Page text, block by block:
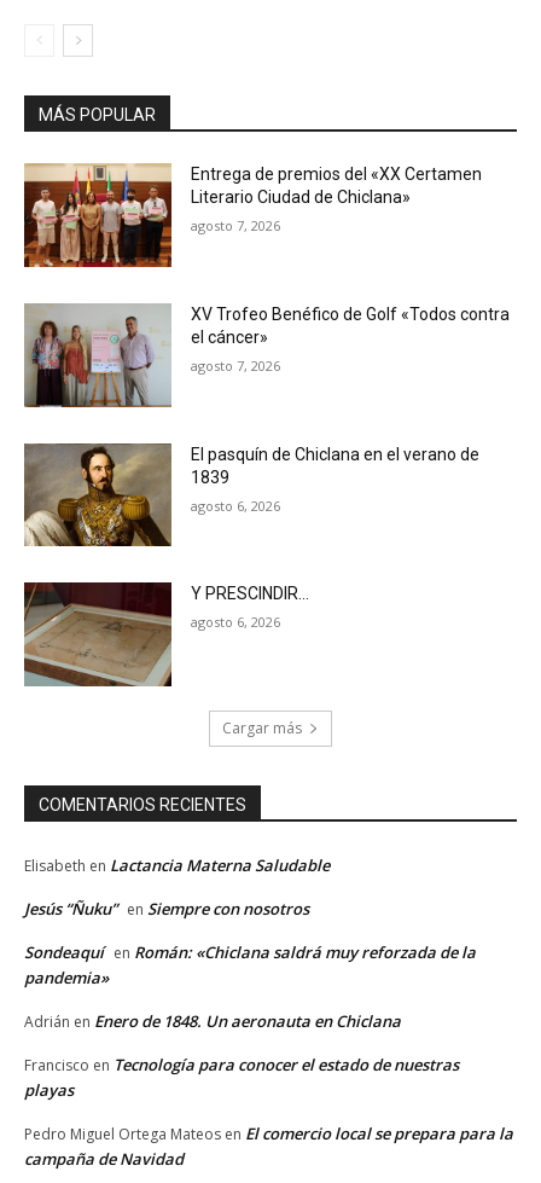
MÁS POPULAR
Entrega de premios del «XX Certamen
Literario Ciudad de Chiclana»
agosto 7, 2026
XV Trofeo Benéfico de Golf «Todos contra
el cáncer»
agosto 7, 2026
El pasquín de Chiclana en el verano de
1839
agosto 6, 2026
Y PRESCINDIR…
agosto 6, 2026
Cargar más
COMENTARIOS RECIENTES
Elisabeth en Lactancia Materna Saludable
Jesús “Ñuku” en Siempre con nosotros
Sondeaquí en Román: «Chiclana saldrá muy reforzada de la
pandemia»
Adrián en Enero de 1848. Un aeronauta en Chiclana
Francisco en Tecnología para conocer el estado de nuestras
playas
Pedro Miguel Ortega Mateos en El comercio local se prepara para la
campaña de Navidad